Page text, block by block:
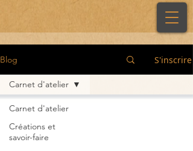
Blog S'inscrire
Carnet d'atelier
Créations et
savoir-faire
Carnet d'atelier